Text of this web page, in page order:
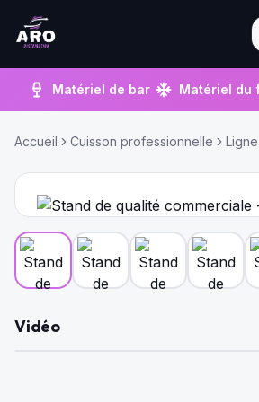
Matériel de bar Matériel du
Accueil Cuisson professionnelle
Vidéo